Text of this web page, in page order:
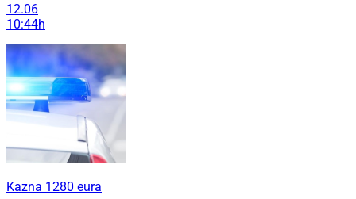
12.06
10:44h
Kazna 1280 eura